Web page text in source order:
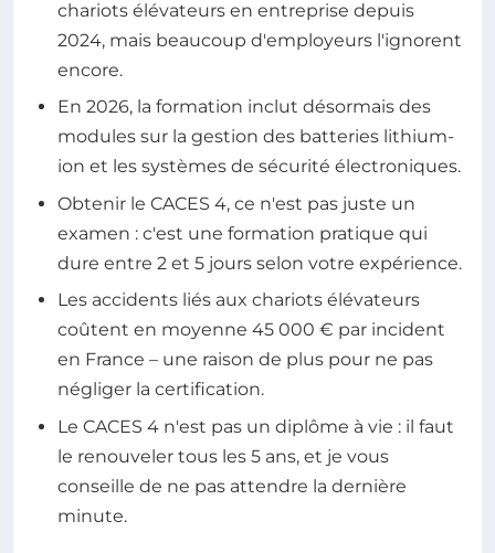
chariots élévateurs en entreprise depuis
2024, mais beaucoup d'employeurs l'ignorent
encore.
En 2026, la formation inclut désormais des
modules sur la gestion des batteries lithium-
ion et les systèmes de sécurité électroniques.
Obtenir le CACES 4, ce n'est pas juste un
examen : c'est une formation pratique qui
dure entre 2 et 5 jours selon votre expérience.
Les accidents liés aux chariots élévateurs
coûtent en moyenne 45 000 € par incident
en France – une raison de plus pour ne pas
négliger la certification.
Le CACES 4 n'est pas un diplôme à vie : il faut
le renouveler tous les 5 ans, et je vous
conseille de ne pas attendre la dernière
minute.